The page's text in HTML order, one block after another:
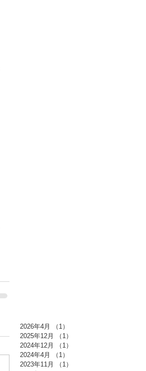
2026年4月 （1）
2025年12月
（1）
2024年12月
（1）
2024年4月
（1）
2023年11月
（1）